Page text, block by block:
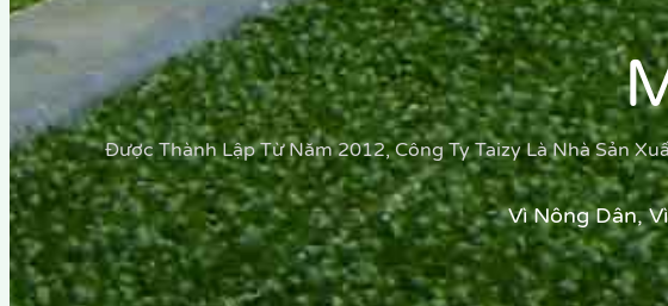
Được Thành Lập Từ Năm 2012, Công Ty Taizy Là Nhà Sản
Vì Nông Dân,